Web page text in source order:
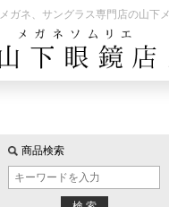
メガネ、サングラス専門店の山下
商品検索